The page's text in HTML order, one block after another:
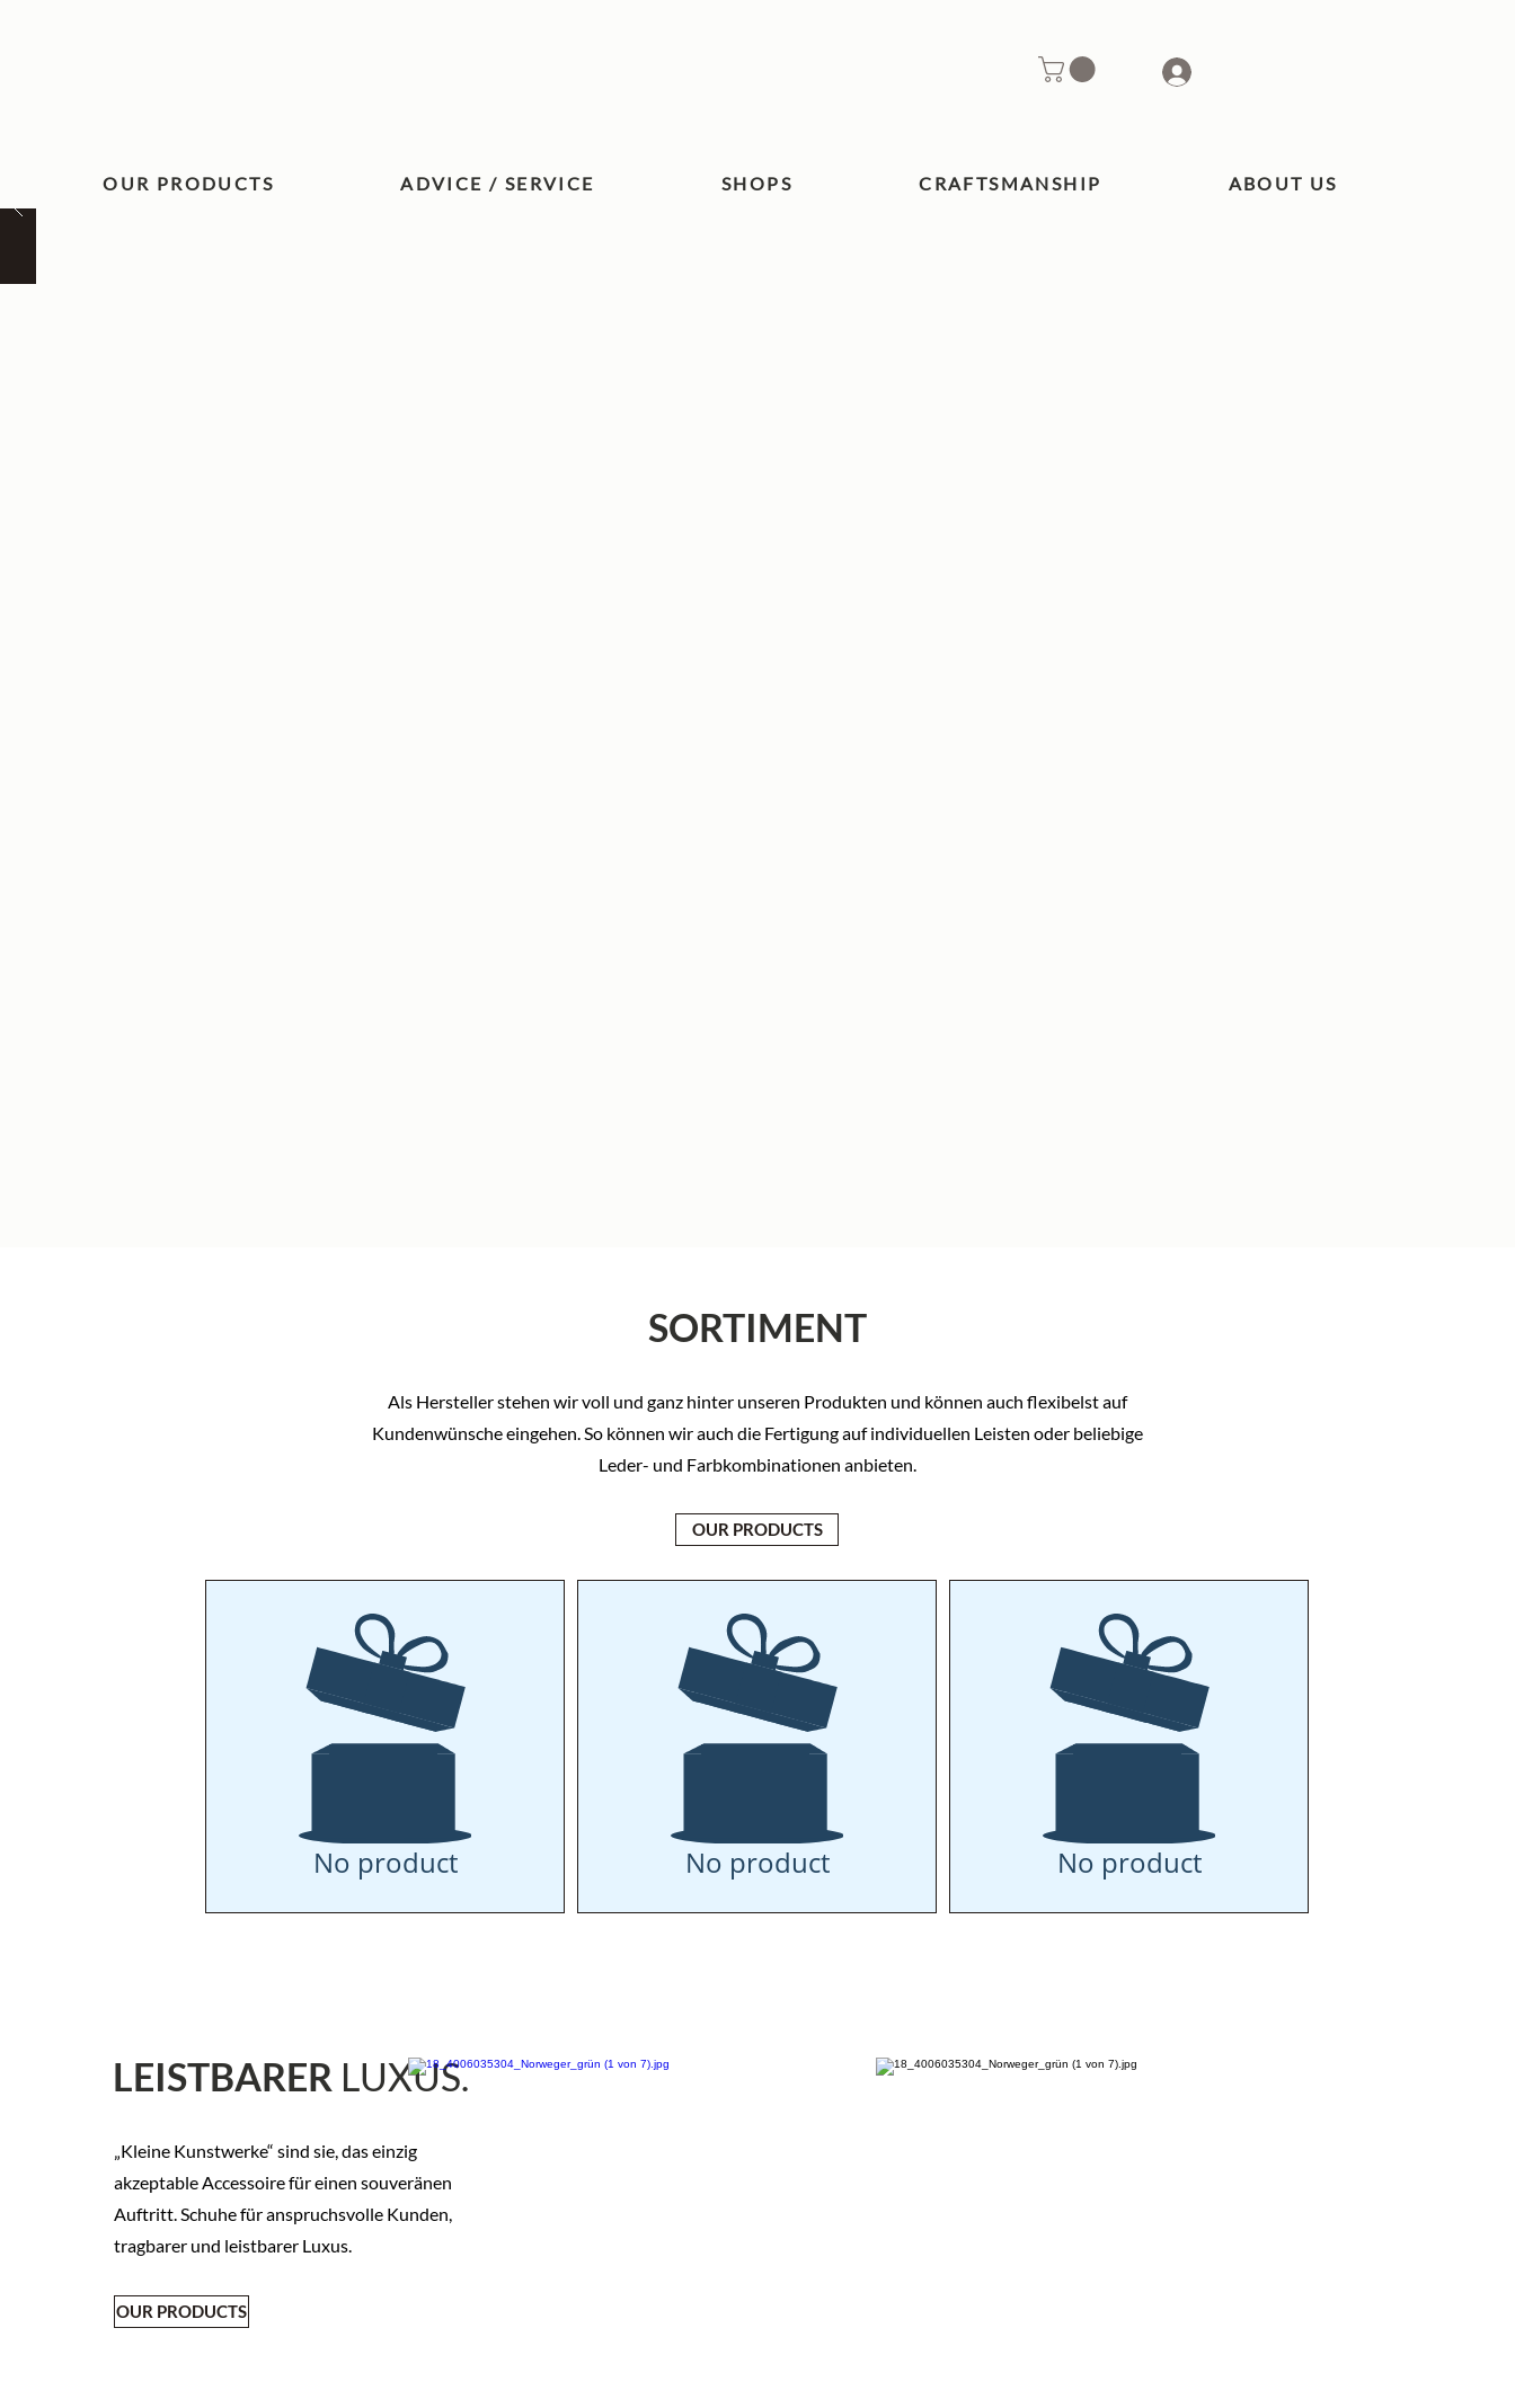
OUR PRODUCTS ADVICE / SERVICE SHOPS CRAFTSMANSHIP ABOUT US
SORTIMENT
Als Hersteller stehen wir voll und ganz hinter unseren Produkten und können auch flexibelst auf
Kundenwünsche eingehen. So können wir auch die Fertigung auf individuellen Leisten oder beliebige
Leder- und Farbkombinationen anbieten.
OUR PRODUCTS
No product No product No product
LEISTBARER LUXUS.
„Kleine Kunstwerke“ sind sie, das einzig
akzeptable Accessoire für einen souveränen
Auftritt. Schuhe für anspruchsvolle Kunden,
tragbarer und leistbarer Luxus.
OUR PRODUCTS